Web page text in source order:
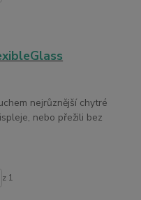
nejrůznější chytré
nebo přežili bez
z 1